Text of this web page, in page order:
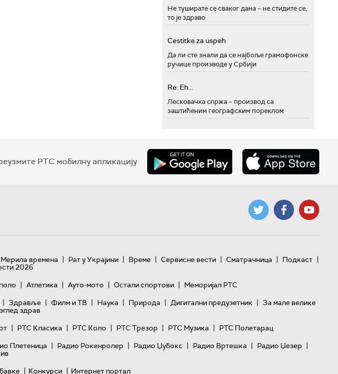
Не туширате се сваког дана – не стидите се,
то је здраво
Cestitke za uspeh
Да ли сте знали да се најбоље грамофонске
ручице производе у Србији
Re: Eh...
Лесковачка спржа – производ са
заштићеним географским пореклом
РТС мобилну апликацију
Мерила времена | Рат у Украјини | Време | Сервисне вести | Сматрачница | Подкаст |
2026
| Атлетика | Ауто-мото | Остали спортови | Меморијал РТС
| Здравље | Филм и ТВ | Наука | Природа | Дигитални предузетник | За мале велике
здрав
| РТС Класика | РТС Коло | РТС Трезор | РТС Музика | РТС Полетарац
Плетеница | Радио Рокенролер | Радио Џубокс | Радио Вртешка | Радио Џезер |
| Конкурси | Интернет портал